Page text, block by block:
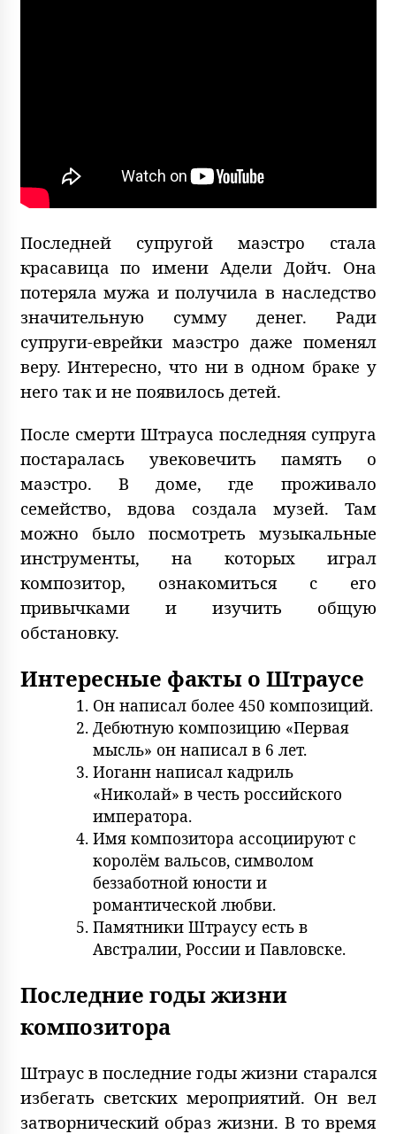
Последней супругой маэстро стала
красавица по имени Адели Дойч. Она
потеряла мужа и получила в наследство
значительную сумму денег. Ради
супруги-еврейки маэстро даже поменял
веру. Интересно, что ни в одном браке у
него так и не появилось детей.
После смерти Штрауса последняя супруга
постаралась увековечить память о
маэстро. В доме, где проживало
семейство, вдова создала музей. Там
можно было посмотреть музыкальные
инструменты, на которых играл
композитор, ознакомиться с его
привычками и изучить общую
обстановку.
Интересные факты о Штраусе
Он написал более 450 композиций.
Дебютную композицию «Первая
мысль» он написал в 6 лет.
Иоганн написал кадриль
«Николай» в честь российского
императора.
Имя композитора ассоциируют с
королём вальсов, символом
беззаботной юности и
романтической любви.
Памятники Штраусу есть в
Австралии, России и Павловске.
Последние годы жизни
композитора
Штраус в последние годы жизни старался
избегать светских мероприятий. Он вел
затворнический образ жизни. В то время